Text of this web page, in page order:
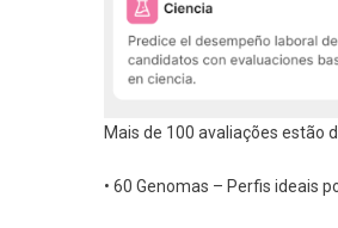
Mais de 100 avaliações estão
• 60 Genomas – Perfis ideais